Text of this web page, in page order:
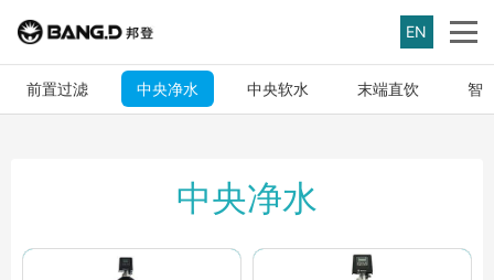
EN
前置过滤 中央净水 中央软水 末端直饮 智
中央净水